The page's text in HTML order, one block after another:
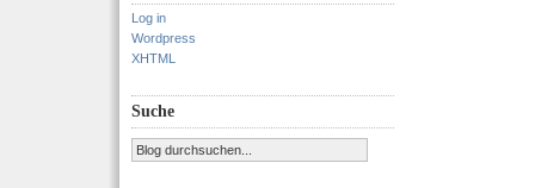
Log in
Wordpress
XHTML
Suche